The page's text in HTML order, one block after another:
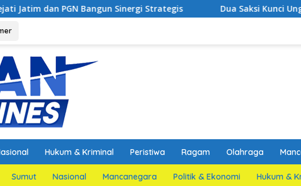
Bangun Sinergi Strategis Dua Saksi Kunci Ungkap Fakta
Hukum & Kriminal Peristiwa Ragam Olahraga
Sumut Nasional Mancanegara Politik & Ekonomi Hukum &